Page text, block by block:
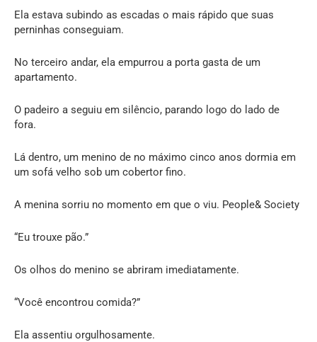
Ela estava subindo as escadas o mais rápido que suas
perninhas conseguiam.
No terceiro andar, ela empurrou a porta gasta de um
apartamento.
O padeiro a seguiu em silêncio, parando logo do lado de
fora.
Lá dentro, um menino de no máximo cinco anos dormia em
um sofá velho sob um cobertor fino.
A menina sorriu no momento em que o viu. People& Society
“Eu trouxe pão.”
Os olhos do menino se abriram imediatamente.
“Você encontrou comida?”
Ela assentiu orgulhosamente.